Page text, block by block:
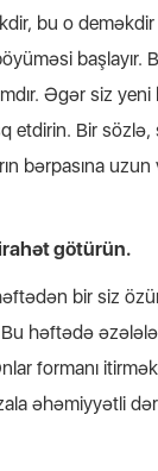
bu o
Əgər siz yeni
etdirin. Bir
bərpasına uzun
götürün.
bir siz
Bu həftədə
formanı
əhəmiyyətli